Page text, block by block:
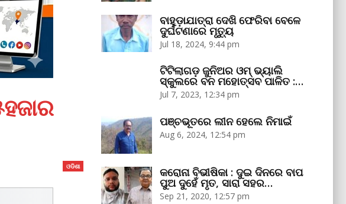
ଓଡିଶା
ବାହୁଡ଼ାଯାତ୍ରା ଦେଖି ଫେରିବା ବେଳେ
ଦୁର୍ଘଟଣାରେ ମୃତ୍ୟୁ
Jul 18, 2024, 9:44 pm
ଟିଟିଲାଗଡ଼ ଜୁନିଅର ଓମ୍‌ ଭ୍ୟାଲି
ସ୍କୁଲରେ ବନ ମହୋତ୍ସବ ପାଳିତ :…
Jul 7, 2023, 12:34 pm
ପଞ୍ଚଭୂତରେ ଲୀନ ହେଲେ ନିମାଇଁ
Aug 6, 2024, 12:54 pm
କରୋନା ବିଭୀଷିକା : ଦୁଇ ଦିନରେ ବାପ
ପୁଅ ଦୁହେଁ ମୃତ, ସାରା ସହର…
Sep 21, 2020, 12:57 pm